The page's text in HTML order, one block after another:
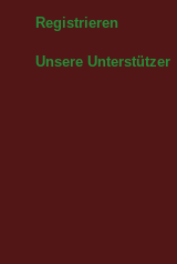
Registrieren
Unsere Unterstützer